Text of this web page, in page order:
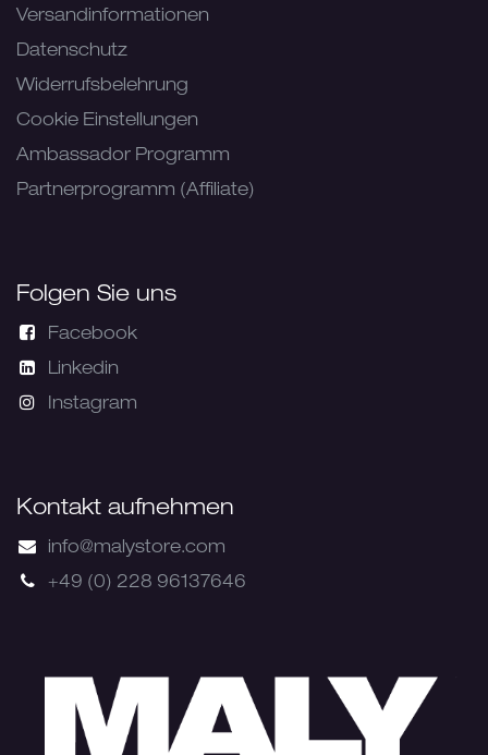
Versandinformationen
Datenschutz
Widerrufsbelehrung
Cookie Einstellungen
Ambassador Programm
Partnerprogramm (Affiliate)
Folgen Sie uns
Facebook
Linkedin
Instagram
Kontakt aufnehmen
info@malystore.com
+49 (0) 228 96137646